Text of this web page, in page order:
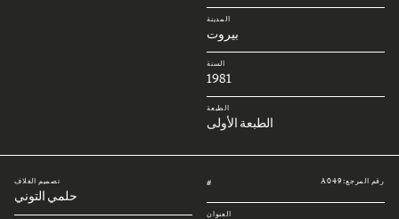
المدينة
بيروت
السنة
1981
الطبعة
الطبعة الأولى
رقم المرجع: A049 #
العنوان
تصميم الغلاف
حلمي التوني